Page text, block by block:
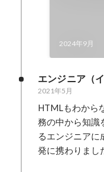
2024年9月
エンジニア（
2021年5月
HTMLもわから
務の中から知識
るエンジニアに
発に携わりまし